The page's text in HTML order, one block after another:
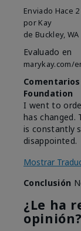
Enviado Hace
por Kay
de Buckley, WA
Evaluado en
marykay.com/
Foundation
I went to
has changed.
is constantly
disappointed.
Mostrar
Conclusión
¿Le ha
opinión?